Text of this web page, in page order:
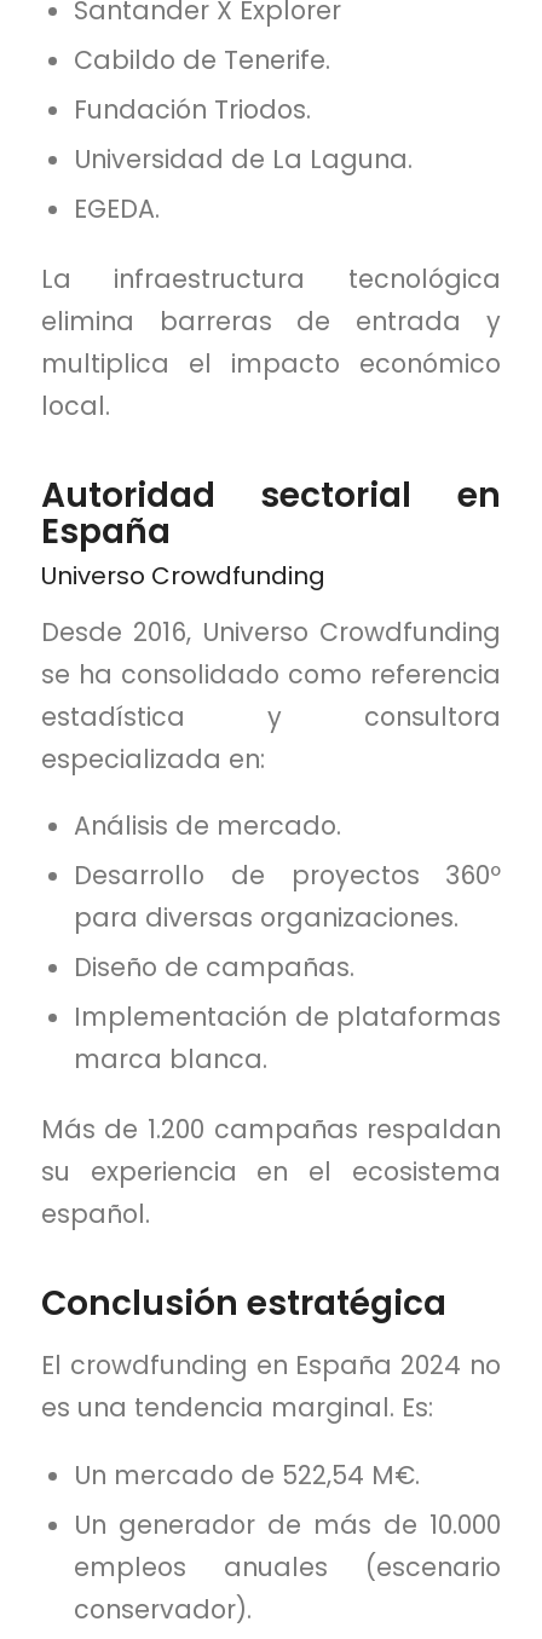
Santander X Explorer
Cabildo de Tenerife.
Fundación Triodos.
Universidad de La Laguna.
EGEDA.
La infraestructura tecnológica
elimina barreras de entrada y
multiplica el impacto económico
local.
Autoridad sectorial en
España
Universo Crowdfunding
Desde 2016, Universo Crowdfunding
se ha consolidado como referencia
estadística y consultora
especializada en:
Análisis de mercado.
Desarrollo de proyectos 360º
para diversas organizaciones.
Diseño de campañas.
Implementación de plataformas
marca blanca.
Más de 1.200 campañas respaldan
su experiencia en el ecosistema
español.
Conclusión estratégica
El crowdfunding en España 2024 no
es una tendencia marginal. Es:
Un mercado de 522,54 M€.
Un generador de más de 10.000
empleos anuales (escenario
conservador).